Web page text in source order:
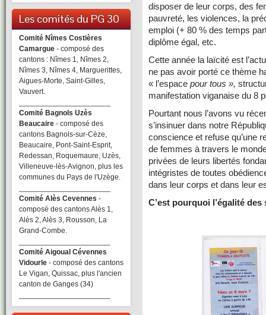
Les comités du PG 30
Comité Nîmes Costières
Camargue - composé des
cantons : Nîmes 1, Nîmes 2,
Nîmes 3, Nîmes 4, Marguerittes,
Aigues-Morte, Saint-Gilles,
Vauvert.
Comité Bagnols Uzès
Beaucaire - composé des
cantons Bagnols-sur-Cèze,
Beaucaire, Pont-Saint-Esprit,
Redessan, Roquemaure, Uzès,
Villeneuve-lès-Avignon, plus les
communes du Pays de l'Uzège.
Comité Alès Cevennes -
composé des cantons Alès 1,
Alès 2, Alès 3, Rousson, La
Grand-Combe.
Comité Aigoual Cévennes
Vidourle - composé des cantons
Le Vigan, Quissac, plus l'ancien
canton de Ganges (34)
disposer de leur corps, des
pauvreté, les violences, la
emploi (+ 80 % des temps
diplôme égal, etc.
Cette année la laïcité est
ne pas avoir porté ce thème
« l’espace pour tous »,
manifestation viganaise du 8
Pourtant nous l’avons vu
s’insinuer dans notre
conscience et refuse qu’une
de femmes à travers le
privées de leurs libertés
intégristes de toutes
dans leur corps et dans leur
C’est pourquoi l’égalité